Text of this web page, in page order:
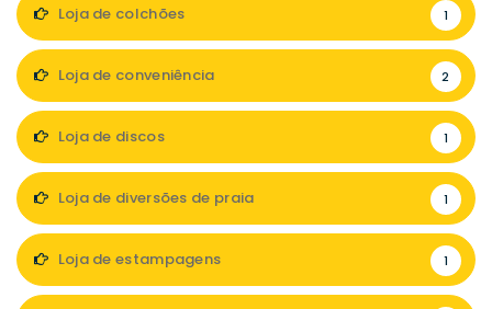
Loja de colchões 1
Loja de conveniência 2
Loja de discos 1
Loja de diversões de praia 1
Loja de estampagens 1